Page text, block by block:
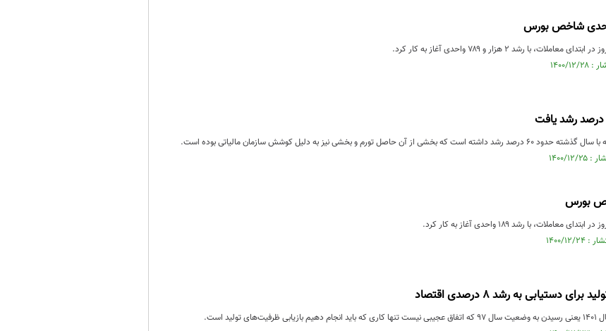
با رشد ۲ هزار و ۷۸۹ واحدی آغاز به کار کرد.
تورم و بخشی نیز به دلیل کوشش‌ سازمان مالیاتی بوده است.
با رشد ۱۸۹ واحدی آغاز به کار کرد.
دستیابی به رشد ۸ درصدی اقتصاد